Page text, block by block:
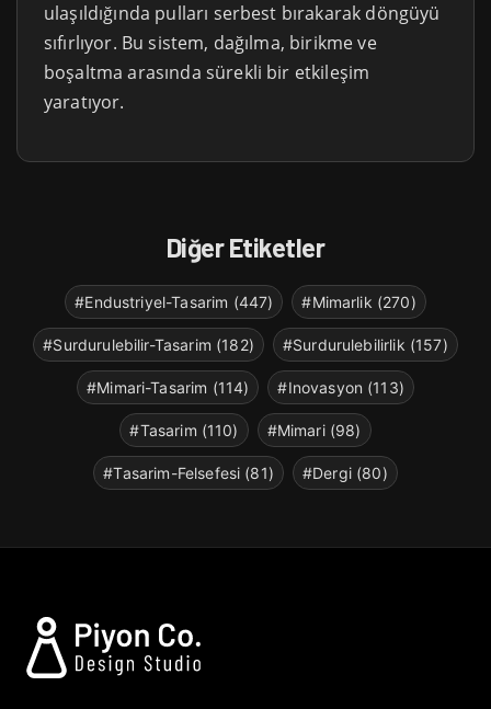
ulaşıldığında pulları serbest bırakarak döngüyü
sıfırlıyor. Bu sistem, dağılma, birikme ve
boşaltma arasında sürekli bir etkileşim
yaratıyor.
Diğer Etiketler
#Endustriyel-Tasarim (447) #Mimarlik (270)
#Surdurulebilir-Tasarim (182) #Surdurulebilirlik (157)
#Mimari-Tasarim (114) #Inovasyon (113)
#Tasarim (110) #Mimari (98)
#Tasarim-Felsefesi (81) #Dergi (80)